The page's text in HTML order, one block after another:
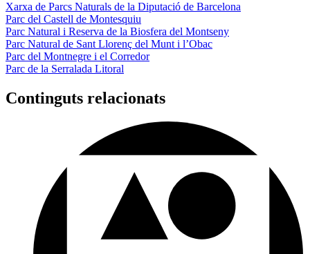
Xarxa de Parcs Naturals de la Diputació de Barcelona
Parc del Castell de Montesquiu
Parc Natural i Reserva de la Biosfera del Montseny
Parc Natural de Sant Llorenç del Munt i l’Obac
Parc del Montnegre i el Corredor
Parc de la Serralada Litoral
Continguts relacionats